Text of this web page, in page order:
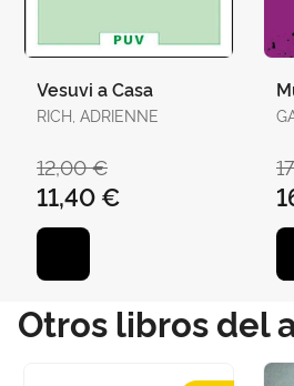
Vesuvi a Casa
RICH, ADRIENNE
12,00 €
11,40 €
Otros libros del